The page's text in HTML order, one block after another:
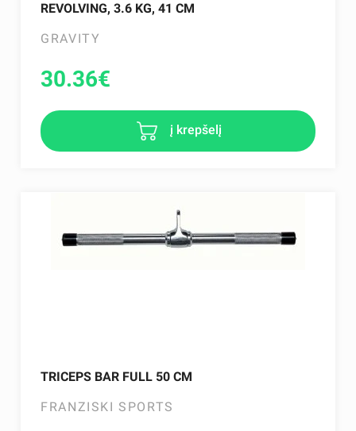
REVOLVING, 3.6 KG, 41 CM
GRAVITY
30.36€
į krepšelį
TRICEPS BAR FULL 50 CM
FRANZISKI SPORTS